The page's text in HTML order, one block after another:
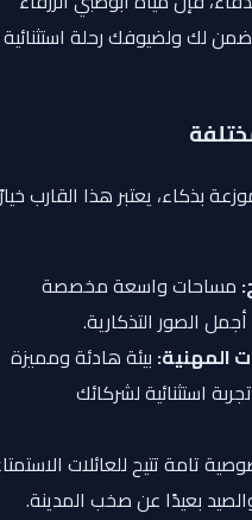
لك ولضيوفك رحلة استثنائية
بذكاء، يعتبر هذا القارب خيارًا
مساحات واسعة مخصصة
الصور التذكارية.
المهنية:بيئة هادئة ومميزة
استثنائية لشركائك
تامة تتيح للعائلات الاستمتاع
بعيدًا عن صخب المدينة.